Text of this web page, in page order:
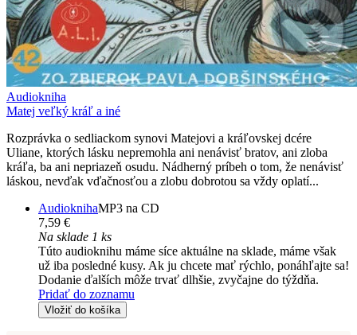
Audiokniha
Matej veľký kráľ a iné
Rozprávka o sedliackom synovi Matejovi a kráľovskej dcére
Uliane, ktorých lásku nepremohla ani nenávisť bratov, ani zloba
kráľa, ba ani nepriazeň osudu. Nádherný príbeh o tom, že nenávisť
láskou, nevďak vďačnosťou a zlobu dobrotou sa vždy oplatí...
AudioknihaMP3 na CD
7,59 €
Na sklade 1 ks
Túto audioknihu máme síce aktuálne na sklade, máme však
už iba posledné kusy. Ak ju chcete mať rýchlo, ponáhľajte sa!
Dodanie ďalších môže trvať dlhšie, zvyčajne do týždňa.
Pridať do zoznamu
Vložiť do košíka